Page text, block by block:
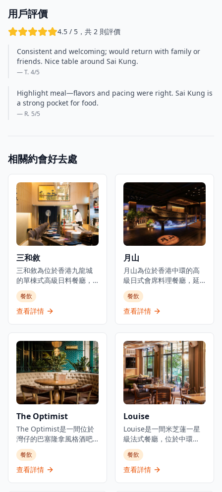
用戶評價
4.5 / 5，共 2 則評價
Consistent and welcoming; would return with family or
friends. Nice table around Sai Kung.
— T. 4/5
Highlight meal—flavors and pacing were right. Sai Kung is
a strong pocket for food.
— R. 5/5
相關約會好去處
三和敘
三和敘為位於香港九龍城
的單棟式高級日料餐廳，
集結三大傳統日本料理：
壽司、鐵板燒、爐端燒的
日式餐飲概念。環境優美
以優質食材呈獻高級日式
料理，提供卓越的無菜單
料理體驗。主要菜單包括
三和敘御膳系列，如香煎
法國鴨肝伴美國安格斯牛
柳御膳（HK$268起）、燒
西京味噌銀鱈魚御膳
理。結合高級料理與聚會
元素，三和敘致力於為客
人提供頂級的日式用餐體
驗。
餐飲
查看詳情
月山
月山為位於香港中環的高
級日式會席料理餐廳，延
續米芝蓮星級日本料理的
血統。餐廳佔地3,000平方
呎，由資深廚藝團隊領
配佳餚的會席料理，同時
提供廚師發辦壽司料理及
各式地道和食選擇。餐廳
專注於無菜單料理及會席
晚餐體驗，體現日本飲食
文化中「時令食材」的精
神。季節性輪換的無菜單
帶領食客展開多道菜式的
美食之旅。餐廳位於H
Queen's，提供精緻用餐
體驗，採預約制服務。
餐飲
查看詳情
The Optimist
The Optimist是一間位於
灣仔的巴塞隆拿風格酒吧
及西班牙烤肉餐廳，佔地
三層，提供正宗慷慨的西
班牙北部用餐體驗。餐廳
餐飲
查看詳情
Louise
Louise是一間米芝蓮一星
級法式餐廳，位於中環
PMQ（前已婚警察宿舍）
的兩層歷史建築內，是香
港的創意中心。這是JIA
餐飲
查看詳情